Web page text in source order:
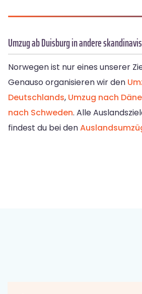
Umzug ab Duisburg in andere
Norwegen ist nur eines unserer
Genauso organisieren wir den
Deutschlands, Umzug nach
nach Schweden. Alle
findest du bei den